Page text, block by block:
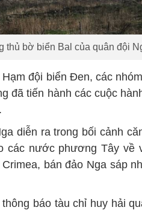
thủ bờ biển Bal của quân đội
đội biển Đen, các
đã tiến hành các cuộc
diễn ra trong bối cảnh
các nước phương Tây về
bán đảo Nga sáp
báo tàu chỉ huy hải